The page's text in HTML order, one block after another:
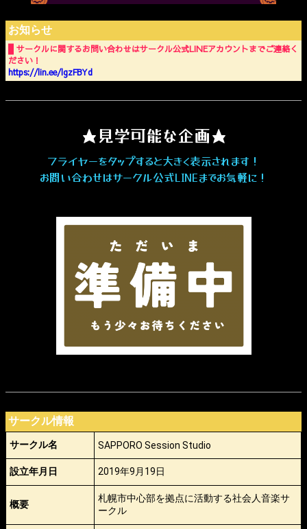
お知らせ
▋サークルに関するお問い合わせはサークル公式LINEアカウントまでご連絡く
ださい！
https://lin.ee/lgzFBYd
★見学可能な企画★
フライヤーをタップすると大きく表示されます！
お問い合わせはサークル公式LINEまでお気軽に！
サークル情報
サークル名 SAPPORO Session Studio
設立年月日 2019年9月19日
概要
札幌市中心部を拠点に活動する社会人音楽サ
ークル